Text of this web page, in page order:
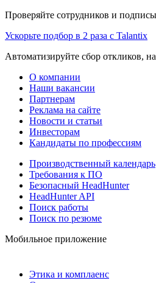
Проверяйте сотрудников и
Ускорьте подбор в 2 раза с Talantix
Автоматизируйте сбор откликов,
О компании
Наши вакансии
Партнерам
Реклама на сайте
Новости и статьи
Инвесторам
Кандидаты по профессиям
Производственный календарь
Требования к ПО
Безопасный HeadHunter
HeadHunter API
Поиск работы
Поиск по резюме
Мобильное приложение
Этика и комплаенс